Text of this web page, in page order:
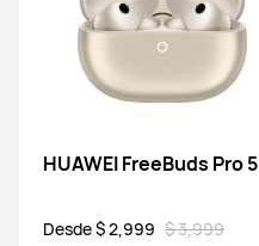
HUAWEI FreeBuds Pro 5
Desde $ 2,999 $ 3,999